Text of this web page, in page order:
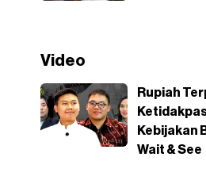
Video
Rupiah
Kebijakan
Wait & See